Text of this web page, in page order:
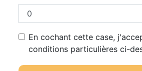
En cochant cette case,
conditions particulières ci-